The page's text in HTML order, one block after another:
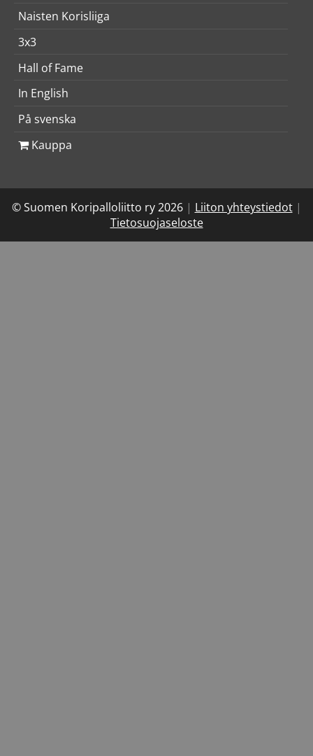
Naisten Korisliiga
3x3
Hall of Fame
In English
På svenska
Kauppa
© Suomen Koripalloliitto ry 2026 | Liiton yhteystiedot |
Tietosuojaseloste